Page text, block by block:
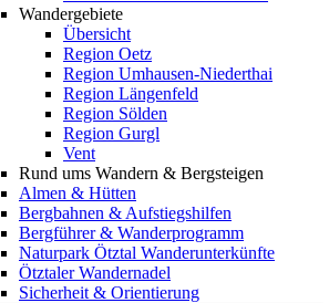
Wandergebiete
Übersicht
Region Oetz
Region Umhausen-Niederthai
Region Längenfeld
Region Sölden
Region Gurgl
Vent
Rund ums Wandern & Bergsteigen
Almen & Hütten
Bergbahnen & Aufstiegshilfen
Bergführer & Wanderprogramm
Naturpark Ötztal Wanderunterkünfte
Ötztaler Wandernadel
Sicherheit & Orientierung